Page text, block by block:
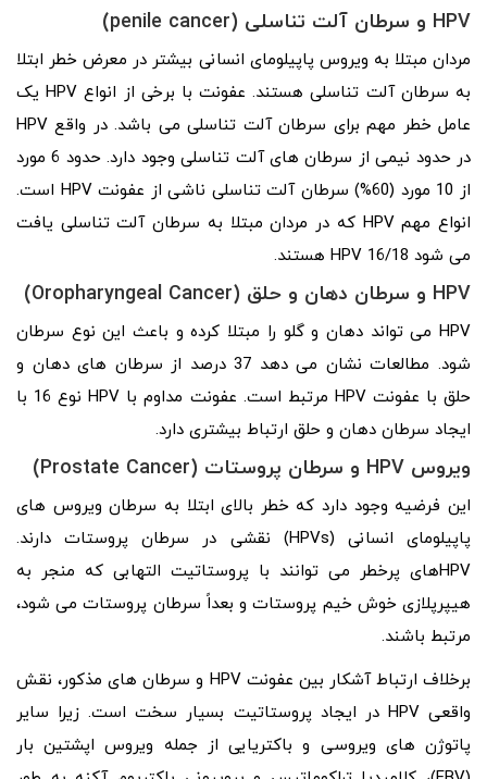
HPV و سرطان آلت تناسلی (penile cancer
)
مردان مبتلا به ویروس پاپیلومای انسانی بیشتر در معرض خطر ابتلا
به سرطان آلت تناسلی هستند. عفونت با برخی از انواع HPV یک
عامل خطر مهم برای سرطان آلت تناسلی می باشد. در واقع HPV
در حدود نیمی از سرطان های آلت تناسلی وجود دارد. حدود 6 مورد
از 10 مورد (60%) سرطان آلت تناسلی ناشی از عفونت HPV است.
انواع مهم HPV که در مردان مبتلا به سرطان آلت تناسلی یافت
می شود HPV 16/18 هستند.
HPV و سرطان دهان و حلق (Oropharyngeal Cancer
)
HPV می تواند دهان و گلو را مبتلا کرده و باعث این نوع سرطان
شود. مطالعات نشان می دهد 37 درصد از سرطان های دهان و
حلق با عفونت HPV مرتبط است. عفونت مداوم با HPV نوع 16 با
ایجاد سرطان دهان و حلق ارتباط بیشتری دارد.
ویروس HPV و سرطان پروستات (Prostate Cancer
)
این فرضیه وجود دارد که خطر بالای ابتلا به سرطان ویروس‌ های
پاپیلومای انسانی (HPVs) نقشی در سرطان پروستات دارند.
HPVهای پرخطر می توانند با پروستاتیت التهابی که منجر به
هیپرپلازی خوش خیم پروستات و بعداً سرطان پروستات می شود،
مرتبط باشند.
برخلاف ارتباط آشکار بین عفونت HPV و سرطان‌ های مذکور، نقش
واقعی HPV در ایجاد پروستاتیت بسیار سخت است. زیرا سایر
پاتوژن‌ های ویروسی و باکتریایی از جمله ویروس اپشتین بار